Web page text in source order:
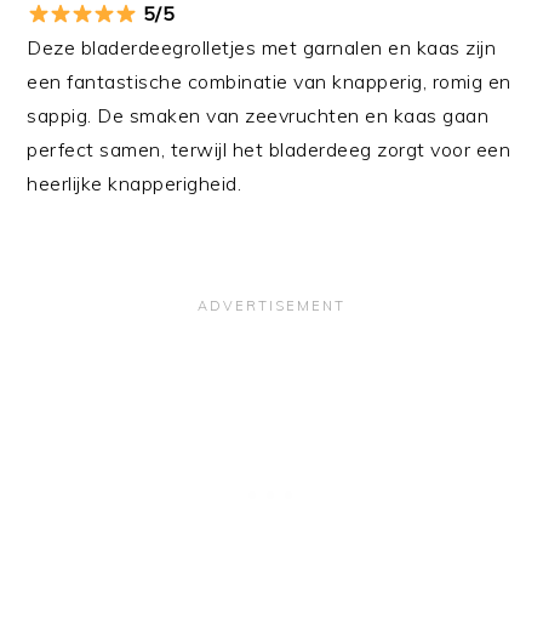
5/5
Deze bladerdeegrolletjes met garnalen en kaas zijn
een fantastische combinatie van knapperig, romig en
sappig. De smaken van zeevruchten en kaas gaan
perfect samen, terwijl het bladerdeeg zorgt voor een
heerlijke knapperigheid.